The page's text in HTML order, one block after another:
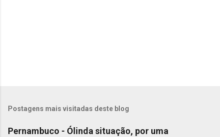
Postagens mais visitadas deste blog
Pernambuco - Ólinda situação, por uma